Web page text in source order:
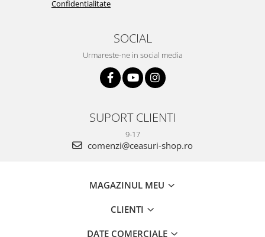
Confidentialitate
SOCIAL
Urmareste-ne in social media
SUPORT CLIENTI
9-17
comenzi@ceasuri-shop.ro
MAGAZINUL MEU
CLIENTI
DATE COMERCIALE